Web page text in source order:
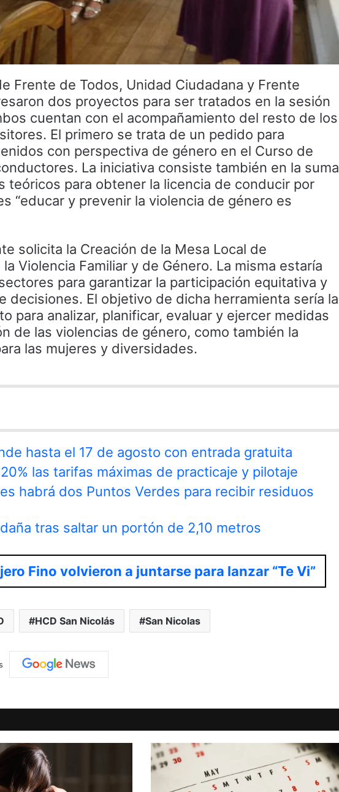
Frente de Todos, Unidad Ciudadana y Frente
dos proyectos para ser tratados en la sesión
cuentan con el acompañamiento del resto de los
El primero se trata de un pedido para
con perspectiva de género en el Curso de
La iniciativa consiste también en la suma
teóricos para obtener la licencia de conducir por
“educar y prevenir la violencia de género es
solicita la Creación de la Mesa Local de
Violencia Familiar y de Género. La misma estaría
para garantizar la participación equitativa y
decisiones. El objetivo de dicha herramienta sería la
para analizar, planificar, evaluar y ejercer medidas
de las violencias de género, como también la
las mujeres y diversidades.
hasta el 17 de agosto con entrada gratuita
las tarifas máximas de practicaje y pilotaje
habrá dos Puntos Verdes para recibir residuos
tras saltar un portón de 2,10 metros
Fino volvieron a juntarse para lanzar “Te Vi”
HCD San Nicolás San Nicolas